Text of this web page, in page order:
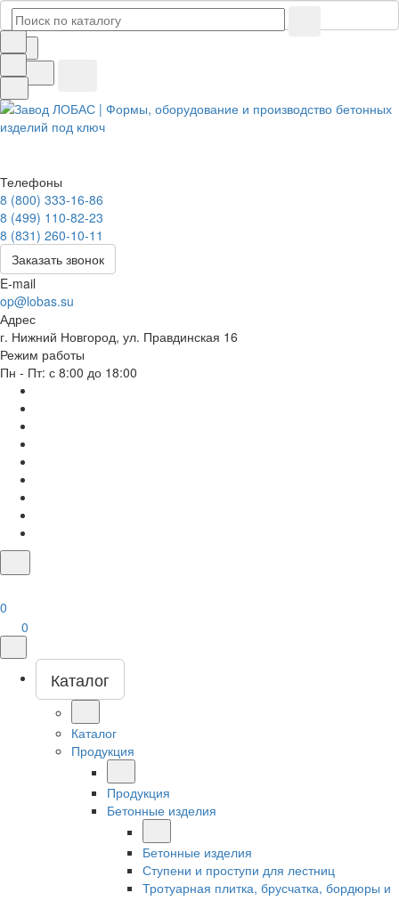
Телефоны
8 (800) 333-16-86
8 (499) 110-82-23
8 (831) 260-10-11
Заказать звонок
E-mail
op@lobas.su
Адрес
г. Нижний Новгород, ул. Правдинская 16
Режим работы
Пн - Пт: с 8:00 до 18:00
0
0
Каталог
Каталог
Продукция
Продукция
Бетонные изделия
Бетонные изделия
Ступени и проступи для лестниц
Тротуарная плитка, брусчатка, бордюры и